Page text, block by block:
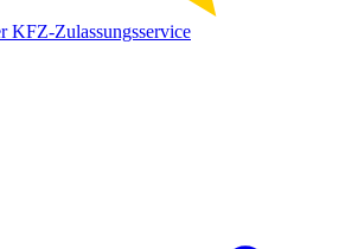
KFZ-Zulassungsservice